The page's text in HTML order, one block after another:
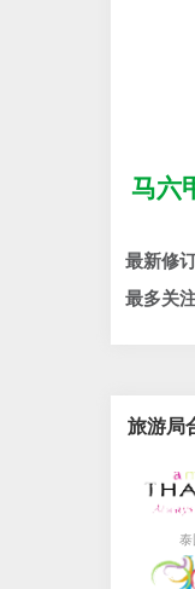
马六
最新修
最多关
旅游局